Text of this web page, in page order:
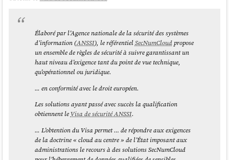
Élaboré par l’Agence nationale de la sécurité des systèmes
d’information (ANSSI), le référentielSecNumCloudpropose
un ensemble de règles de sécurité à suivre garantissant un
haut niveau d’exigence tant du point de vue technique,
qu’opérationnel ou juridique.
... en conformité avec le droit européen.
Les solutions ayant passé avec succès la qualification
obtiennent leVisa de sécurité ANSSI.
... L’obtention du Visa permet … de répondre aux exigences
de la doctrine « cloud au centre » de l’État imposant aux
administrations le recours à des solutions SecNumCloud